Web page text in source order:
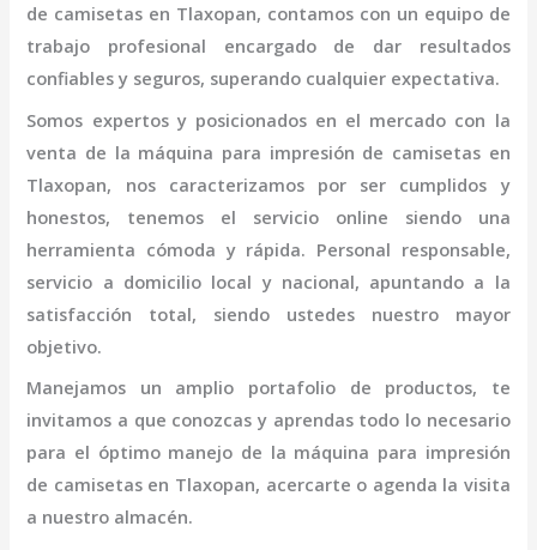
de camisetas en Tlaxopan, contamos con un equipo de
trabajo profesional encargado de dar resultados
confiables y seguros, superando cualquier expectativa.
Somos expertos y posicionados en el mercado con la
venta de la máquina para impresión de camisetasen
Tlaxopan, nos caracterizamos por ser cumplidos y
honestos, tenemos el servicio online siendo una
herramienta cómoda y rápida. Personal responsable,
servicio a domicilio local y nacional, apuntando a la
satisfacción total, siendo ustedes nuestro mayor
objetivo.
Manejamos un amplio portafolio de productos, te
invitamos a que conozcas y aprendas todo lo necesario
para el óptimo manejo de la máquina para impresión
de camisetas en Tlaxopan, acercarte o agenda la visita
a nuestro almacén.